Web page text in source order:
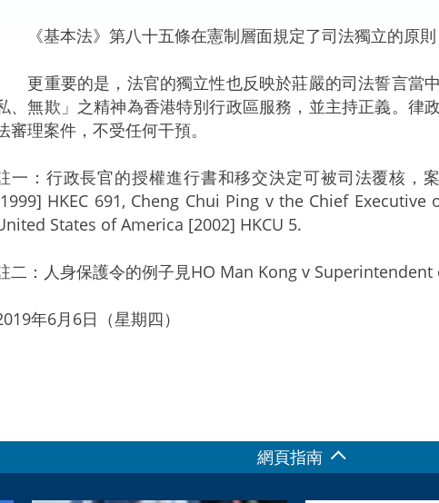
《基本法》第八十五條在憲制層面規定了司法獨立的原則
更重要的是，法官的獨立性也反映於莊嚴的司法誓言當
、無欺」之精神為香港特別行政區服務，並主持正義。律
審理案件，不受任何干預。
一：行政長官的授權進行書和移交決定可被司法覆核，
HKEC 691, Cheng Chui Ping v the Chief
States of America [2002] HKCU 5.
二：人身保護令的例子見HO Man Kong v
年6月6日（星期四）
網頁指南